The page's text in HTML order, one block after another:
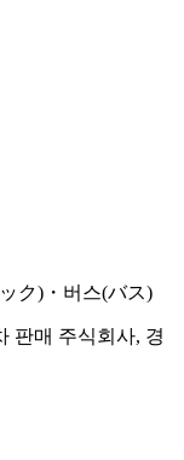
ク)・버스(バス)
판매 주식회사, 경